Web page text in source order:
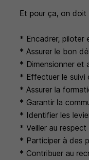
Et pour ça, on doit
* Encadrer, piloter
* Assurer le bon
* Dimensionner et
* Effectuer le suivi
* Assurer la
* Garantir la
* Identifier les
* Veiller au
* Participer à des
* Contribuer au